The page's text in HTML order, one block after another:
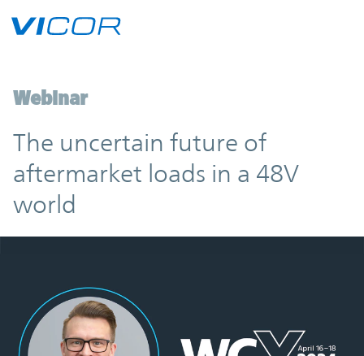
Webinar
The uncertain future of
aftermarket loads in a 48V
world